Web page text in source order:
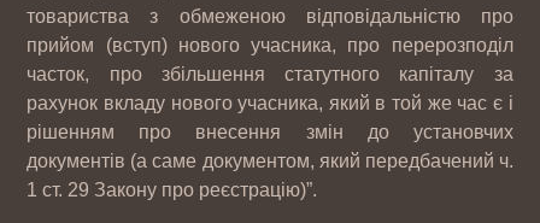
товариства з обмеженою відповідальністю про
прийом (вступ) нового учасника, про перерозподіл
часток, про збільшення статутного капіталу за
рахунок вкладу нового учасника, який в той же час є і
рішенням про внесення змін до установчих
документів (а саме документом, який передбачений ч.
1 ст. 29 Закону про реєстрацію)”.